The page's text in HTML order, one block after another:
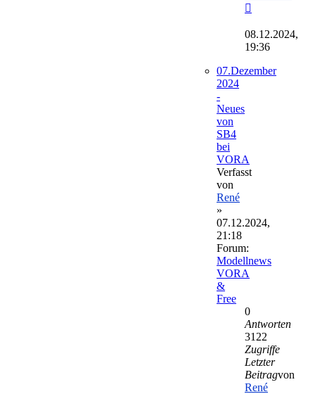
Beitrag
08.12.2024,
19:36
07.Dezember
2024
-
Neues
von
SB4
bei
VORA
Verfasst
von
René
»
07.12.2024,
21:18
Forum:
Modellnews
VORA
&
Free
0
Antworten
3122
Zugriffe
Letzter
Beitragvon
René